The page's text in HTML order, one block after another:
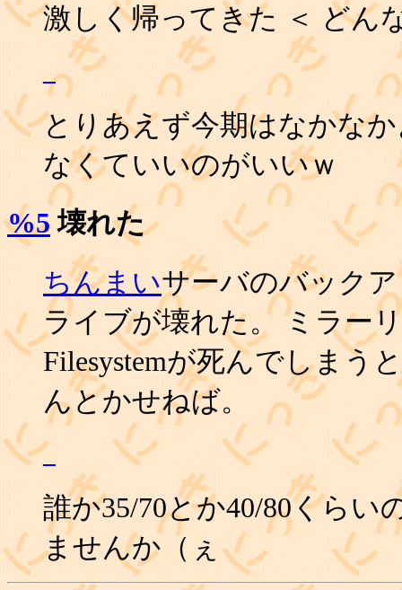
激しく帰ってきた ＜ どん
_
とりあえず今期はなかな
なくていいのがいいｗ
%5 壊れた
ちんまいサーバのバック
ライブが壊れた。 ミラー
Filesystemが死んでしまう
んとかせねば。
_
誰か35/70とか40/80くらい
ませんか（ぇ